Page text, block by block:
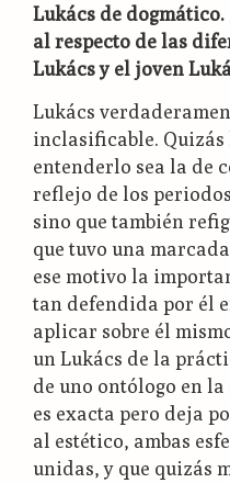
Lukács de
al respecto de las
Lukács y el joven
Lukács
inclasificable.
entenderlo sea la de
reflejo de los
sino que también
que tuvo una
ese motivo la
tan defendida por él
aplicar sobre él
un Lukács de la
de uno ontólogo en
es exacta pero deja
al estético, ambas
unidas, y que quizás